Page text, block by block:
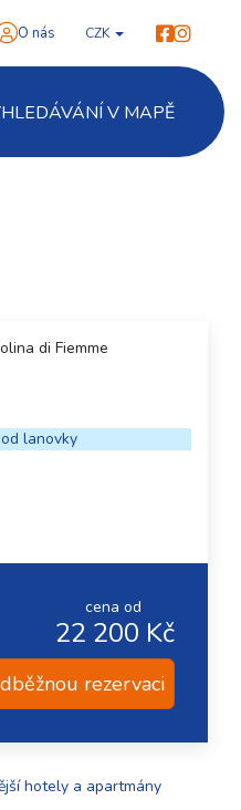
O nás CZK
V MAPĚ
di Fiemme
lanovky
cena od
22 200 Kč
rezervaci
hotely a apartmány